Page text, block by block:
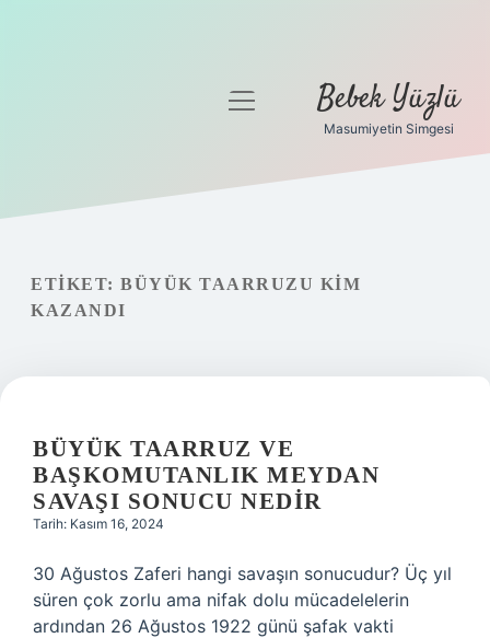
Gizlilik Politikası
menüyü
Bebek Yüzlü
Masumiyetin Simgesi
ETIKET: BÜYÜK TAARRUZU KIM
KAZANDI
BÜYÜK TAARRUZ VE
BAŞKOMUTANLIK MEYDAN
SAVAŞI SONUCU NEDIR
Tarih: Kasım 16, 2024
30 Ağustos Zaferi hangi savaşın sonucudur? Üç yıl
süren çok zorlu ama nifak dolu mücadelelerin
ardından 26 Ağustos 1922 günü şafak vakti